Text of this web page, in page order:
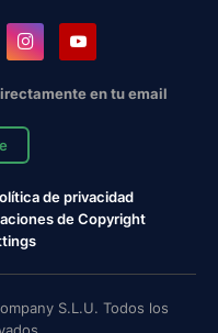
en tu email
de privacidad
de Copyright
S.L.U. Todos los